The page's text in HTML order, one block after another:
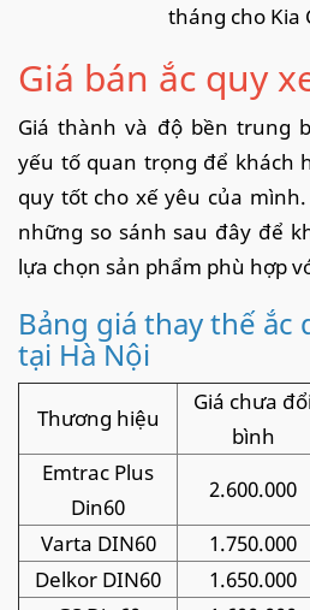
tháng cho Kia
Giá bán ắc quy
Giá thành và độ bền trung
yếu tố quan trọng để khách
quy tốt cho xế yêu của
những so sánh sau đây để
lựa chọn sản phẩm phù hợp
Bảng giá thay thế ắc
tại Hà Nội
Thương hiệu
Giá chưa đổi
bình
Emtrac Plus
Din60
2.600.000
Varta DIN60
1.750.000
Delkor DIN60
1.650.000